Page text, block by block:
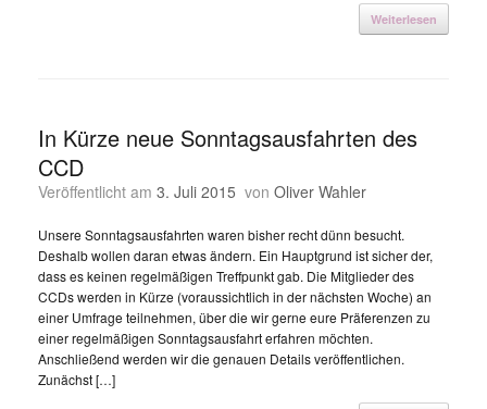
Weiterlesen
In Kürze neue Sonntagsausfahrten des
CCD
Veröffentlicht am 3. Juli 2015 von Oliver Wahler
Unsere Sonntagsausfahrten waren bisher recht dünn besucht.
Deshalb wollen daran etwas ändern. Ein Hauptgrund ist sicher der,
dass es keinen regelmäßigen Treffpunkt gab. Die Mitglieder des
CCDs werden in Kürze (voraussichtlich in der nächsten Woche) an
einer Umfrage teilnehmen, über die wir gerne eure Präferenzen zu
einer regelmäßigen Sonntagsausfahrt erfahren möchten.
Anschließend werden wir die genauen Details veröffentlichen.
Zunächst […]